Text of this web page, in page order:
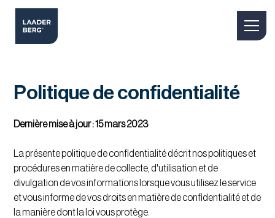
Politique de confidentialité
Dernière mise à jour : 15 mars 2023
La présente politique de confidentialité décrit nos politiques et
procédures en matière de collecte, d'utilisation et de
divulgation de vos informations lorsque vous utilisez le service
et vous informe de vos droits en matière de confidentialité et de
la manière dont la loi vous protège.